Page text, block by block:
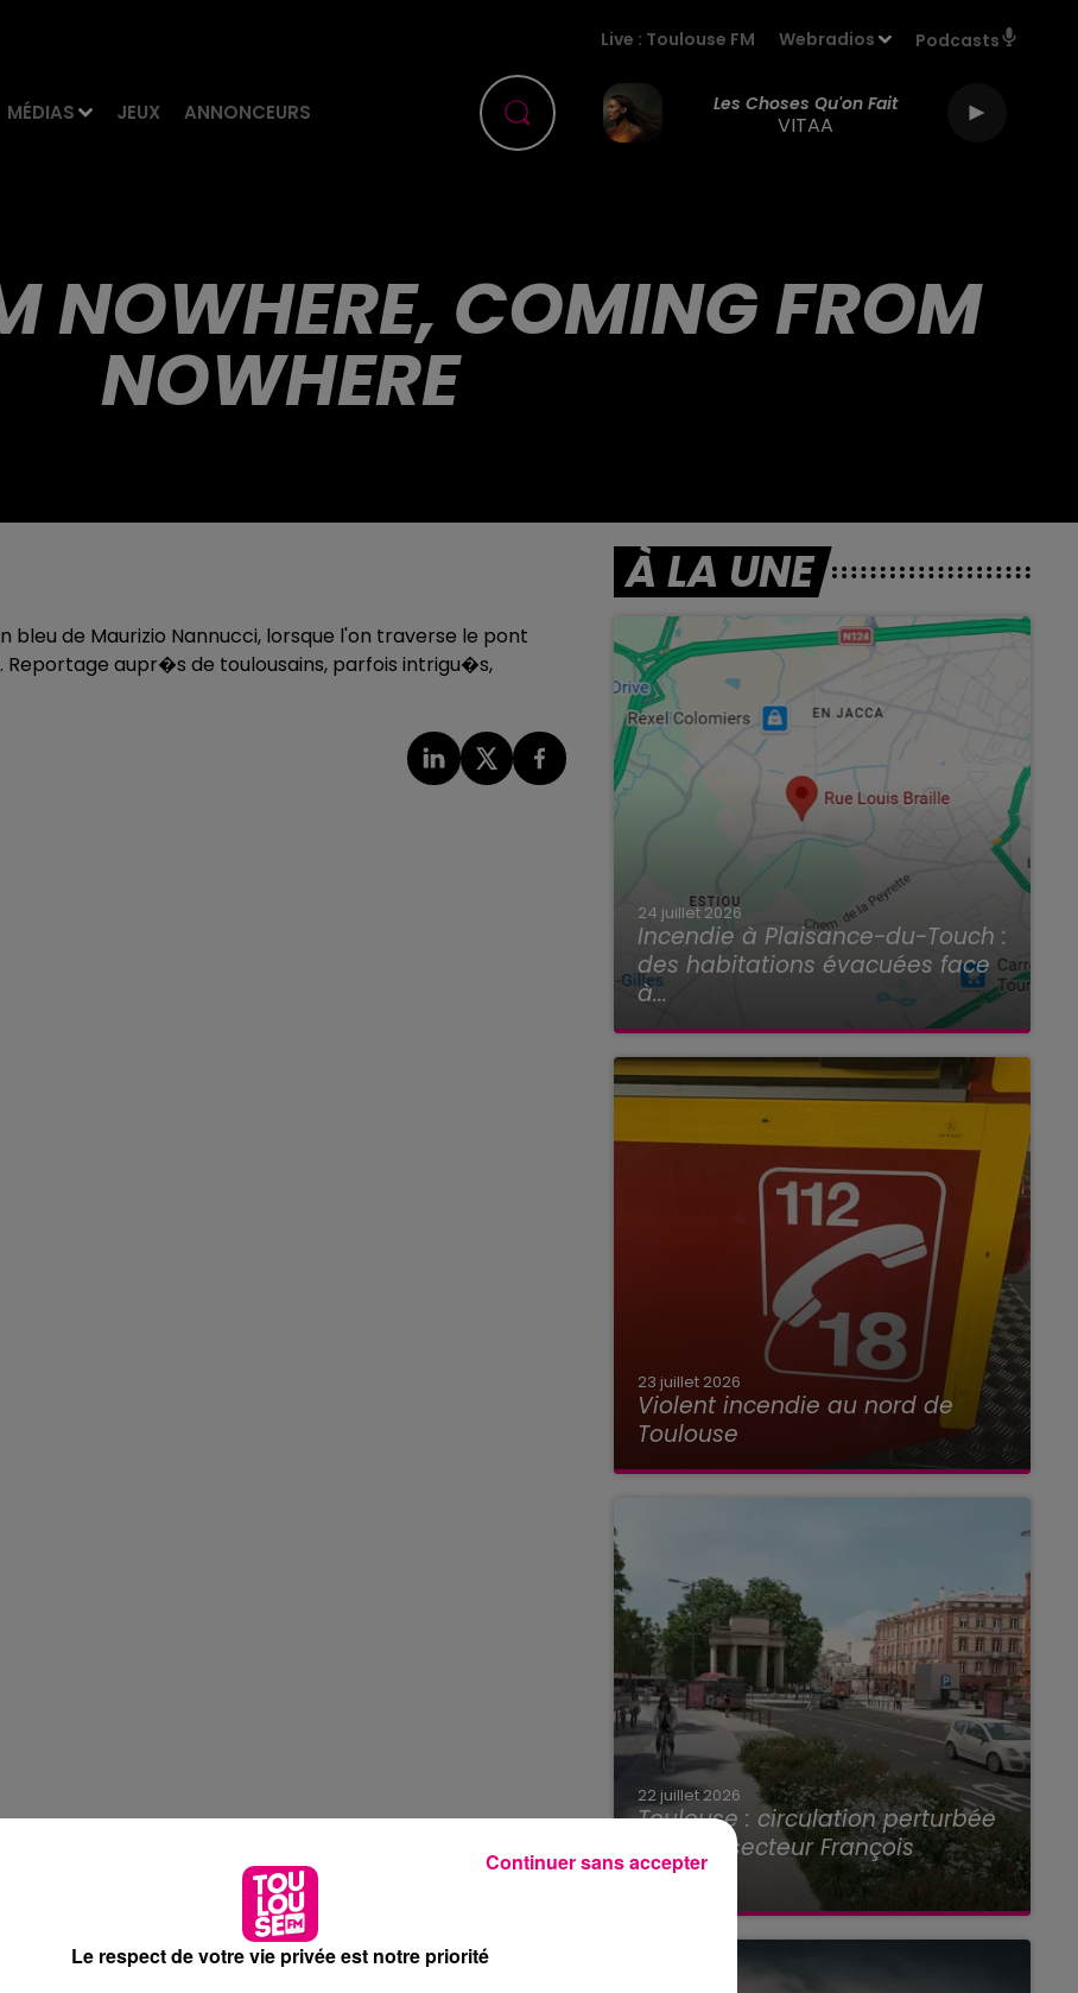
MÉDIAS JEUX ANNONCEURS
Live : Toulouse FM Webradios Podcasts
Les Choses Qu'on Fait
VITAA
NOWHERE, COMING FROM
NOWHERE
de Maurizio Nannucci, lorsque l'on traverse le pont
Reportage aupr�s de toulousains, parfois intrigu�s,
À LA UNE
24 juillet 2026
Incendie à Plaisance-du-Touch :
des habitations évacuées face
à...
23 juillet 2026
Violent incendie au nord de
Toulouse
22 juillet 2026
Toulouse : circulation perturbée
dans le secteur François
Verdier...
Le respect de votre vie privée est notre priorité
Continuer sans accepter